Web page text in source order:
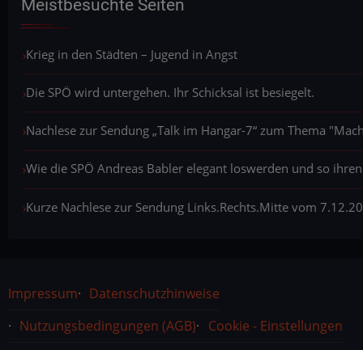
Meistbesuchte Seiten
Krieg in den Städten – Jugend in Angst
Die SPÖ wird untergehen. Ihr Schicksal ist besiegelt.
Nachlese zur Sendung „Talk im Hangar-7“ zum Thema
Wie die SPÖ Andreas Babler elegant loswerden und so
Kurze Nachlese zur Sendung Links.Rechts.Mitte vom
Rechtliches
Impressum
Datenschutzhinweise
Nutzungsbedingungen (AGB)
Cookie - Einstellungen